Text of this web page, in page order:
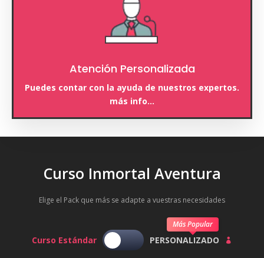
Atención Personalizada
Puedes contar con la ayuda de nuestros expertos.
más info…
Curso Inmortal Aventura
Elige el Pack que más se adapte a vuestras necesidades
Curso Estándar
Más Popular

PERSONALIZADO